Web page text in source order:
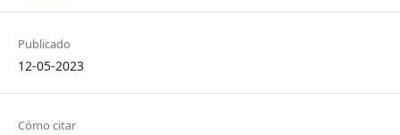
Publicado
12-05-2023
Cómo citar